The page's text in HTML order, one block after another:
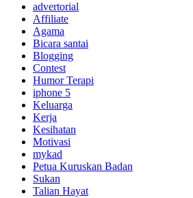
advertorial
Affiliate
Agama
Bicara santai
Blogging
Contest
Humor Terapi
iphone 5
Keluarga
Kerja
Kesihatan
Motivasi
mykad
Petua Kuruskan Badan
Sukan
Talian Hayat